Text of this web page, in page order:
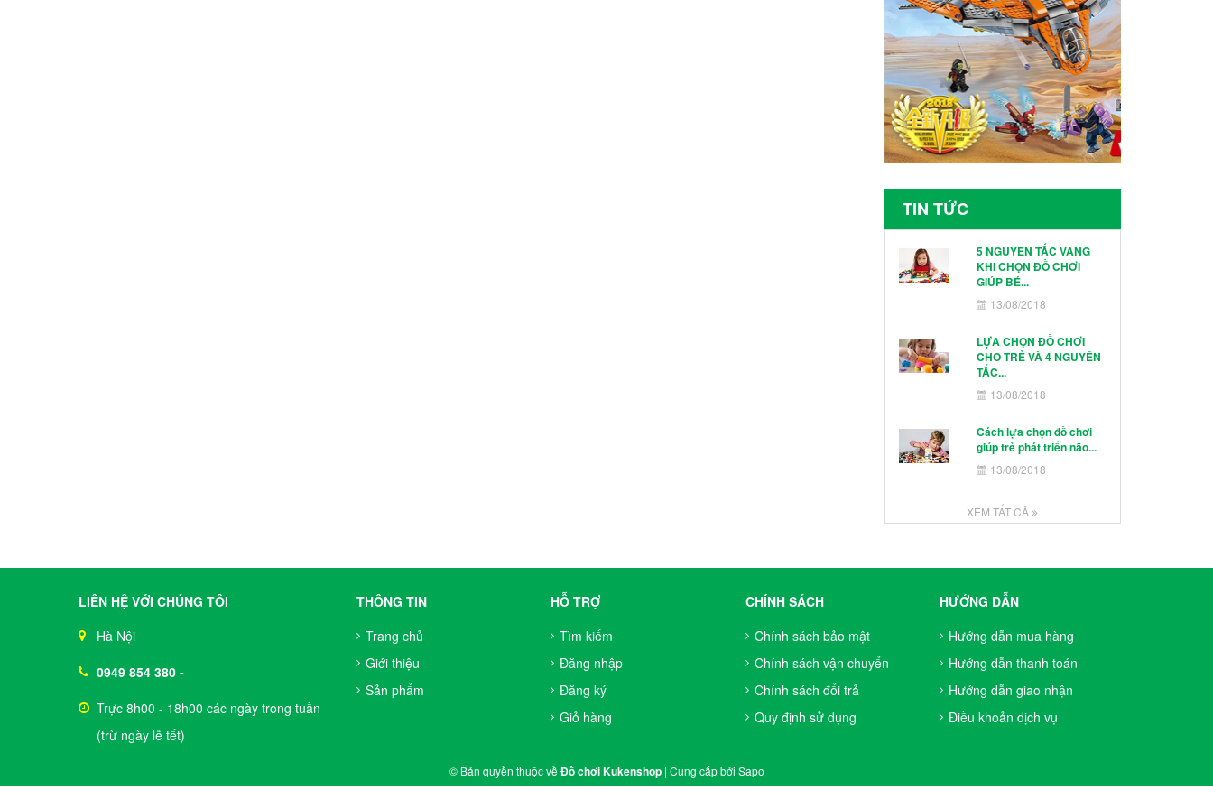
TIN TỨC
5 NGUYÊN TẮC VÀNG
KHI CHỌN ĐỒ CHƠI
GIÚP BÉ...
13/08/2018
LỰA CHỌN ĐỒ CHƠI
CHO TRẺ VÀ 4 NGUYÊN
TẮC...
13/08/2018
Cách lựa chọn đồ chơi
giúp trẻ phát triển não...
13/08/2018
XEM TẤT CẢ
LIÊN HỆ VỚI CHÚNG TÔI
Hà Nội
0949 854 380 -
Trực 8h00 - 18h00 các ngày trong tuần
(trừ ngày lễ tết)
THÔNG TIN
Trang chủ
Giới thiệu
Sản phẩm
HỖ TRỢ
Tìm kiếm
Đăng nhập
Đăng ký
Giỏ hàng
CHÍNH SÁCH
Chính sách bảo mật
Chính sách vận chuyển
Chính sách đổi trả
Quy định sử dụng
HƯỚNG DẪN
Hướng dẫn mua hàng
Hướng dẫn thanh toán
Hướng dẫn giao nhận
Điều khoản dịch vụ
© Bản quyền thuộc vềĐồ chơi Kukenshop| Cung cấp bởi Sapo